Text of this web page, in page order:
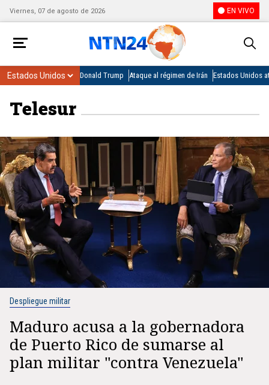
Viernes, 07 de agosto de 2026 EN VIVO
Donald Trump Ataque al régimen de Irán Estados Unidos
Telesur
Despliegue militar
Maduro acusa a la gobernadora
de Puerto Rico de sumarse al
plan militar "contra Venezuela"